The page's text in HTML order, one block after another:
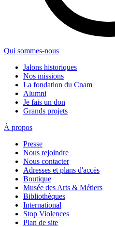
Qui sommes-nous
Jalons historiques
Nos missions
La fondation du Cnam
Alumni
Je fais un don
Grands projets
À propos
Presse
Nous rejoindre
Nous contacter
Adresses et plans d'accès
Boutique
Musée des Arts & Métiers
Bibliothèques
International
Stop Violences
Plan de site